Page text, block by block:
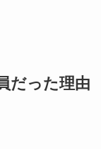
だった理由